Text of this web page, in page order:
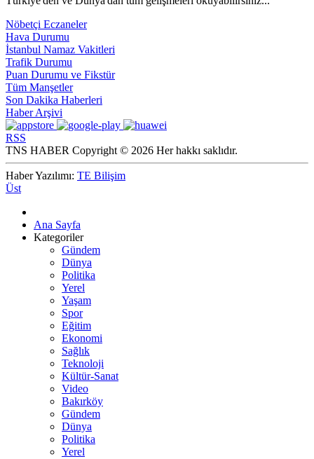
Nöbetçi Eczaneler
Hava Durumu
İstanbul Namaz Vakitleri
Trafik Durumu
Puan Durumu ve Fikstür
Tüm Manşetler
Son Dakika Haberleri
Haber Arşivi
RSS
TNS HABER Copyright © 2026 Her hakkı saklıdır.
Haber Yazılımı: TE Bilişim
Üst
Ana Sayfa
Kategoriler
Gündem
Dünya
Politika
Yerel
Yaşam
Spor
Eğitim
Ekonomi
Sağlık
Teknoloji
Kültür-Sanat
Video
Bakırköy
Gündem
Dünya
Politika
Yerel